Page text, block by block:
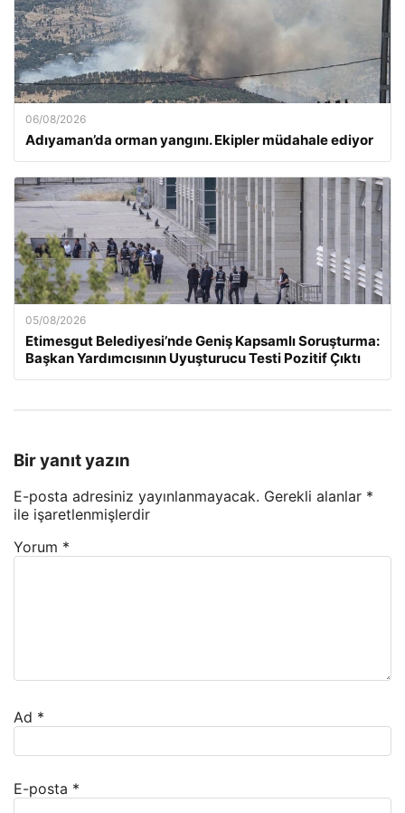
06/08/2026
Adıyaman’da orman yangını. Ekipler müdahale ediyor
05/08/2026
Etimesgut Belediyesi’nde Geniş Kapsamlı Soruşturma:
Başkan Yardımcısının Uyuşturucu Testi Pozitif Çıktı
Bir yanıt yazın
E-posta adresiniz yayınlanmayacak. Gerekli alanlar *
ile işaretlenmişlerdir
Yorum *
Ad *
E-posta *